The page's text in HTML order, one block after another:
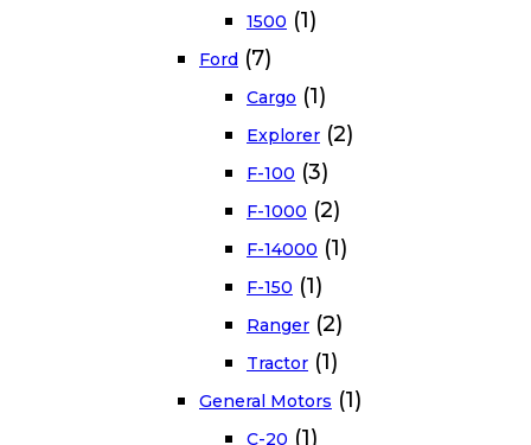
1500 (1)
Ford (7)
Cargo (1)
Explorer (2)
F-100 (3)
F-1000 (2)
F-14000 (1)
F-150 (1)
Ranger (2)
Tractor (1)
General Motors (1)
C-20 (1)